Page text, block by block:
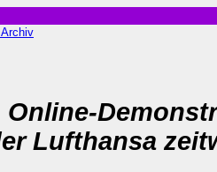
Online-
Lufthansa